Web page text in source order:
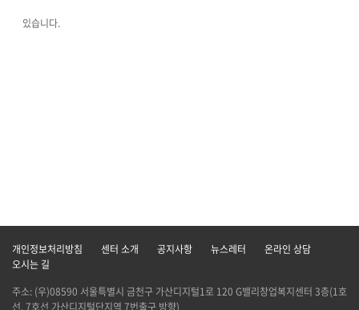
있습니다.
개인정보처리방침 센터 소개 공지사항 뉴스레터
온라인 상담
오시는 길
주소: (우)08590 서울특별시 금천구 가산디지털1로 120 G밸리창업복지센터 3층(1호
선, 7호선 가산디지털단지역 7번출구 방향)